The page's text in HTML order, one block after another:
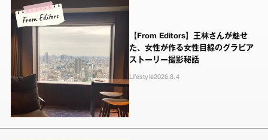
【From Editors】王林さんが魅せ
た、女性が作る女性目線のグラビア
ストーリー撮影秘話
Lifestyle2026.8.4